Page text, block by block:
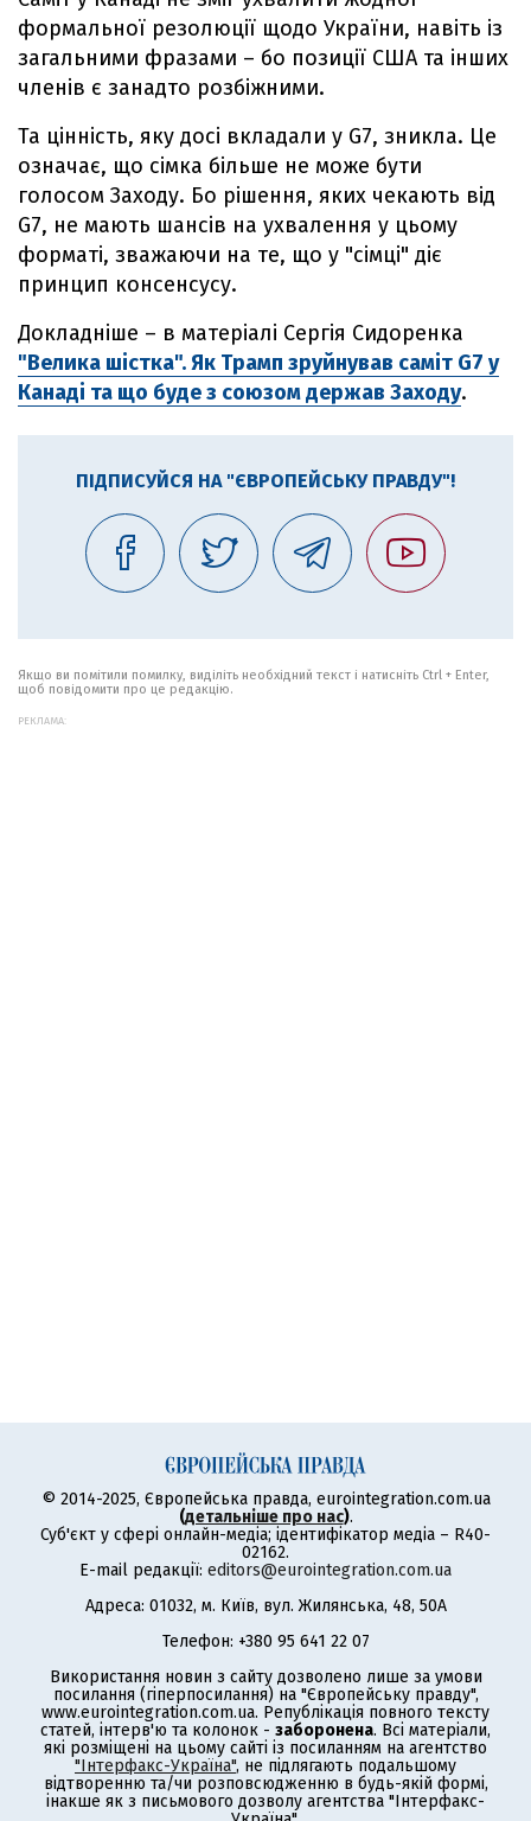
формальної резолюції щодо України, навіть із
загальними фразами – бо позиції США та інших
членів є занадто розбіжними.
Та цінність, яку досі вкладали у G7, зникла. Це
означає, що сімка більше не може бути
голосом Заходу. Бо рішення, яких чекають від
G7, не мають шансів на ухвалення у цьому
форматі, зважаючи на те, що у "сімці" діє
принцип консенсусу.
Докладніше – в матеріалі Сергія Сидоренка
"Велика шістка". Як Трамп зруйнував саміт G7 у
Канаді та що буде з союзом держав Заходу.
ПІДПИСУЙСЯ НА "ЄВРОПЕЙСЬКУ ПРАВДУ"!
Якщо ви помітили помилку, виділіть необхідний текст і натисніть Ctrl + Enter,
щоб повідомити про це редакцію.
РЕКЛАМА:
© 2014-2025, Європейська правда, eurointegration.com.ua
(детальніше про нас).
Суб'єкт у сфері онлайн-медіа; ідентифікатор медіа – R40-
02162.
E-mail редакції: editors@eurointegration.com.ua
Адреса: 01032, м. Київ, вул. Жилянська, 48, 50А
Телефон: +380 95 641 22 07
Використання новин з сайту дозволено лише за умови
посилання (гіперпосилання) на "Європейську правду",
www.eurointegration.com.ua. Републікація повного тексту
статей, інтерв'ю та колонок - заборонена. Всі матеріали,
які розміщені на цьому сайті із посиланням на агентство
"Інтерфакс-Україна", не підлягають подальшому
відтворенню та/чи розповсюдженню в будь-якій формі,
інакше як з письмового дозволу агентства "Інтерфакс-